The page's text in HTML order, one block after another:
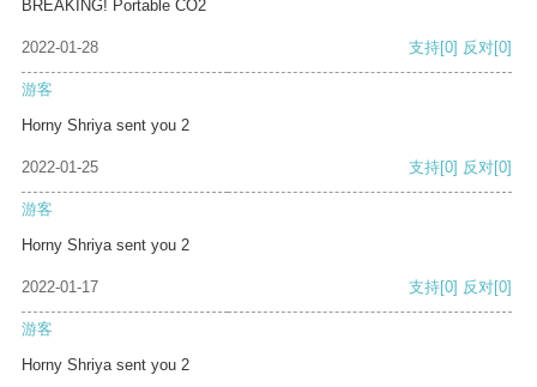
BREAKING! Portable CO2
2022-01-28 支持[0] 反对[0]
游客
Horny Shriya sent you 2
2022-01-25 支持[0] 反对[0]
游客
Horny Shriya sent you 2
2022-01-17 支持[0] 反对[0]
游客
Horny Shriya sent you 2